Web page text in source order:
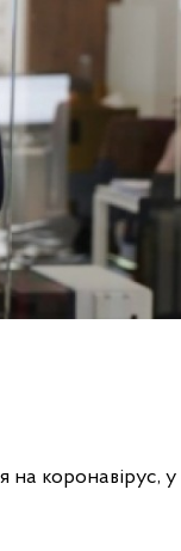
на коронавірус, у